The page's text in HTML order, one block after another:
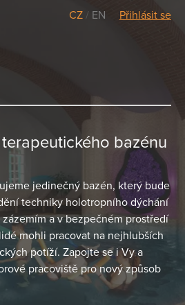
CZ / EN Přihlásit se
bazénu
jedinečný bazén, který bude
techniky holotropního dýchání
a v bezpečném prostředí
mohli pracovat na nejhlubších
potíží. Zapojte se i Vy a
pracoviště pro nový způsob